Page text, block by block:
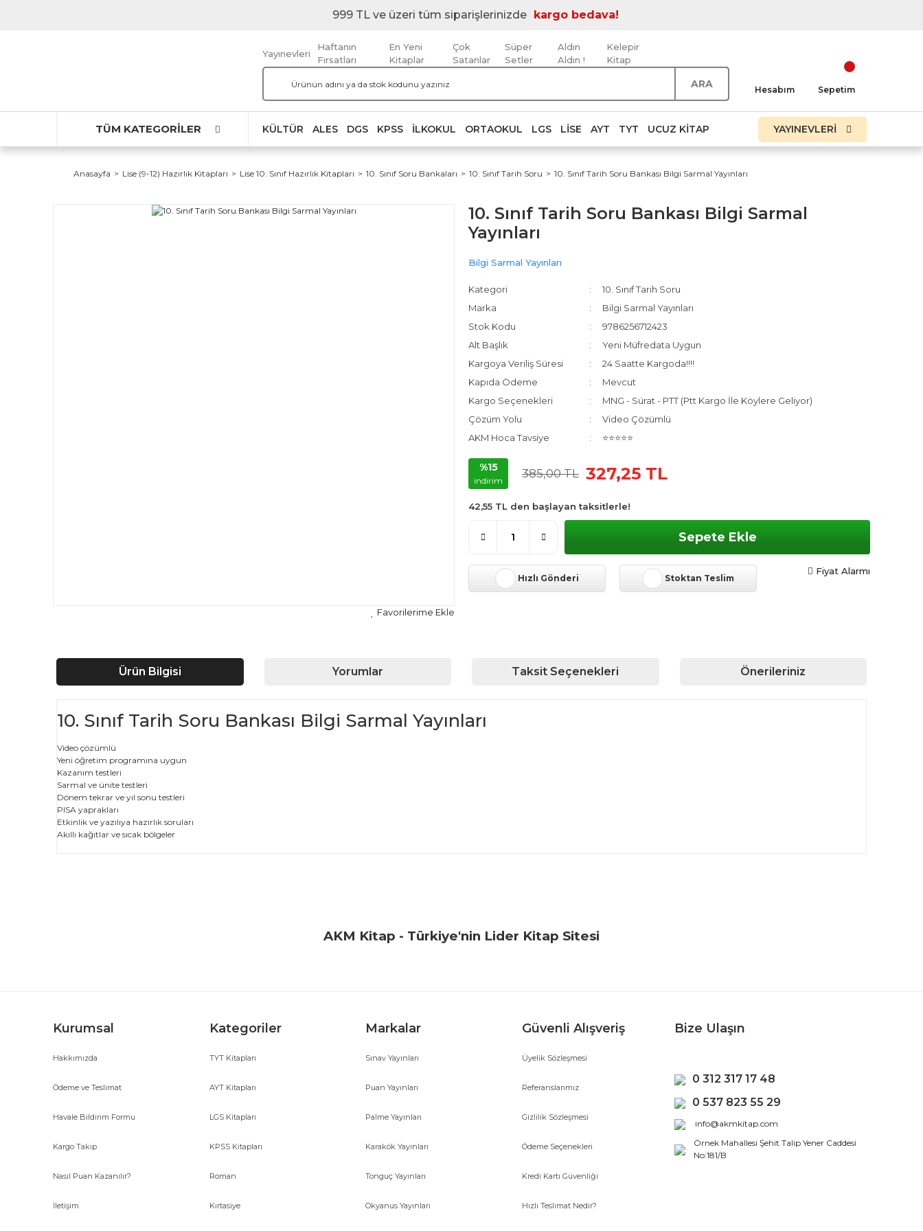
999 TL ve üzeri tüm siparişlerinizde kargo bedava!
Yayınevleri
Haftanın
Fırsatları
En Yeni
Kitaplar
Çok
Satanlar
Süper
Setler
Aldın
Aldın !
Kelepir
Kitap
ARA Hesabım Sepetim
TÜM KATEGORİLER KÜLTÜR ALES DGS KPSS İLKOKUL ORTAOKUL LGS LISE AYT TYT UCUZ KITAP YAYINEVLERİ
Anasayfa Lise (9-12) Hazırlık Kitapları Lise 10. Sınıf Hazırlık Kitapları 10. Sınıf Soru Bankaları 10. Sınıf Tarih Soru 10. Sınıf Tarih Soru Bankası Bilgi Sarmal Yayınları
10. Sınıf Tarih Soru Bankası Bilgi Sarmal
Yayınları
Bilgi Sarmal Yayınları
Kategori
10. Sınıf Tarih Soru
Marka
Bilgi Sarmal Yayınları
Stok Kodu
9786256712423
Alt Başlık
Yeni Müfredata Uygun
Kargoya Veriliş Süresi
24 Saatte Kargoda!!!!
Kapıda Ödeme
Mevcut
Kargo Seçenekleri
MNG - Sürat - PTT (Ptt Kargo İle Köylere Geliyor)
Çözüm Yolu
Video Çözümlü
AKM Hoca Tavsiye
⭐⭐⭐⭐⭐
%15
indirim
385,00 TL 327,25 TL
42,55 TL den başlayan taksitlerle!
Sepete Ekle
Hızlı Gönderi Stoktan Teslim
Fiyat Alarmı
Ürün Bilgisi Yorumlar Taksit Seçenekleri Önerileriniz
10. Sınıf Tarih Soru Bankası Bilgi Sarmal Yayınları
Video çözümlü
Yeni öğretim programına uygun
Kazanım testleri
Sarmal ve ünite testleri
Dönem tekrar ve yıl sonu testleri
PISA yaprakları
Etkinlik ve yazılıya hazırlık soruları
Akıllı kağıtlar ve sıcak bölgeler
Yorum Yaz
AKM Kitap - Türkiye'nin Lider Kitap Sitesi
Kurumsal
Hakkımızda
Ödeme ve Teslimat
Havale Bildirim Formu
Kargo Takip
Nasıl Puan Kazanılır?
İletişim
Kategoriler
TYT Kitapları
AYT Kitapları
LGS Kitapları
KPSS Kitapları
Roman
Kırtasiye
Markalar
Sınav Yayınları
Puan Yayınları
Palme Yayınları
Karakök Yayınları
Tonguç Yayınları
Okyanus Yayınları
Güvenli Alışveriş
Üyelik Sözleşmesi
Referanslarımız
Gizlilik Sözleşmesi
Ödeme Seçenekleri
Kredi Kartı Güvenliği
Hızlı Teslimat Nedir?
Bize Ulaşın
0 312 317 17 48
0 537 823 55 29
info@akmkitap.com
Örnek Mahallesi Şehit Talip Yener Caddesi
No:181/B